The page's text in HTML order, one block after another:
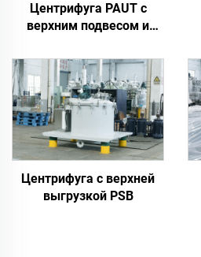
Центрифуга PAUT с
верхним подвесом и
Центрифуга с верхней
выгрузкой PSB